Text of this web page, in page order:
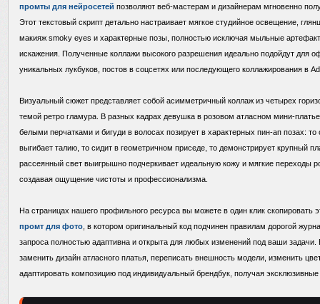
промты для нейросетей позволяют веб-мастерам и дизайнерам мгновенно
Этот текстовый скрипт детально настраивает мягкое студийное освещение,
макияж smoky eyes и характерные позы, полностью исключая мыльные
искажения. Полученные коллажи высокого разрешения идеально подойдут для
уникальных лукбуков, постов в соцсетях или последующего коллажирования в
Визуальный сюжет представляет собой асимметричный коллаж из четырех
темой ретро гламура. В разных кадрах девушка в розовом атласном мини-
белыми перчатками и бигуди в волосах позирует в характерных пин-ап позах: то
выгибает талию, то сидит в геометричном приседе, то демонстрирует крупный
рассеянный свет выигрышно подчеркивает идеальную кожу и мягкие переходы
создавая ощущение чистоты и профессионализма.
На страницах нашего профильного ресурса вы можете в один клик скопировать
промт для фото , в котором оригинальный код подчинен правилам дорогой
запроса полностью адаптивна и открыта для любых изменений под ваши задачи.
заменить дизайн атласного платья, переписать внешность модели, изменить
адаптировать композицию под индивидуальный брендбук, получая